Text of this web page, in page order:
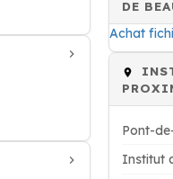
DE
Achat
Pont-
Institut